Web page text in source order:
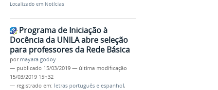
Localizado em Notícias
Programa de Iniciação à
Docência da UNILA abre seleção
para professores da Rede Básica
por mayara.godoy
— publicado 15/03/2019 — última modificação
15/03/2019 15h32
— registrado em: letras português e espanhol,